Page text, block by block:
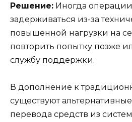
Решение: Иногда
задерживаться из-за
повышенной нагрузки на
повторить попытку позже
службу поддержки.
В дополнение к
существуют
перевода средств из